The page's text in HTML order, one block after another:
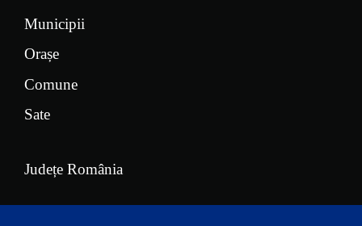
Municipii
Orașe
Comune
Sate
Județe România